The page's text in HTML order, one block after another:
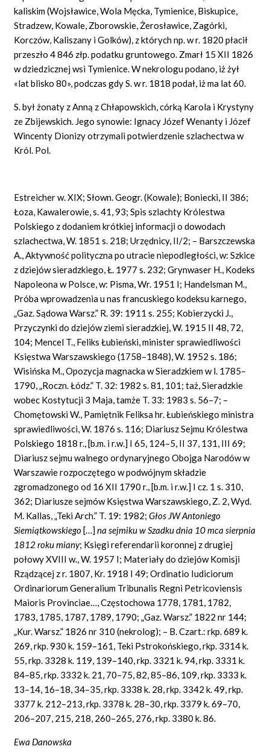
kaliskim (Wojsławice, Wola Męcka, Tymienice, Biskupice,
Stradzew, Kowale, Zborowskie, Żerosławice, Zagórki,
Korczów, Kaliszany i Golków), z których np. w r. 1820 płacił
przeszło 4 846 złp. podatku gruntowego. Zmarł 15 XII 1826
w dziedzicznej wsi Tymienice. W nekrologu podano, iż żył
«lat blisko 80», podczas gdy S. w r. 1818 podał, iż ma lat 60.
S. był żonaty z Anną z Chłapowskich, córką Karola i Krystyny
ze Zbijewskich. Jego synowie: Ignacy Józef Wenanty i Józef
Wincenty Dionizy otrzymali potwierdzenie szlachectwa w
Król. Pol.
Estreicher w. XIX; Słown. Geogr. (Kowale); Boniecki, II 386;
Łoza, Kawalerowie, s. 41, 93; Spis szlachty Królestwa
Polskiego z dodaniem krótkiej informacji o dowodach
szlachectwa, W. 1851 s. 218; Urzędnicy, II/2; – Barszczewska
A., Aktywność polityczna po utracie niepodległości, w: Szkice
z dziejów sieradzkiego, Ł. 1977 s. 232; Grynwaser H., Kodeks
Napoleona w Polsce, w: Pisma, Wr. 1951 I; Handelsman M.,
Próba wprowadzenia u nas francuskiego kodeksu karnego,
„Gaz. Sądowa Warsz.” R. 39: 1911 s. 255; Kobierzycki J.,
Przyczynki do dziejów ziemi sieradzkiej, W. 1915 II 48, 72,
104; Mencel T., Feliks Łubieński, minister sprawiedliwości
Księstwa Warszawskiego (1758–1848), W. 1952 s. 186;
Wisińska M., Opozycja magnacka w Sieradzkiem w l. 1785–
1790, „Roczn. Łódz.” T. 32: 1982 s. 81, 101; taż, Sieradzkie
wobec Kostytucji 3 Maja, tamże T. 33: 1983 s. 56–7; –
Chomętowski W., Pamiętnik Feliksa hr. Łubieńskiego ministra
sprawiedliwości, W. 1876 s. 116; Diariusz Sejmu Królestwa
Polskiego 1818 r., [b.m. i r.w.] I 65, 124–5, II 37, 131, III 69;
Diariusz sejmu walnego ordynaryjnego Obojga Narodów w
Warszawie rozpoczętego w podwójnym składzie
zgromadzonego od 16 XII 1790 r., [b.m. i r.w.] I cz. 1 s. 310,
362; Diariusze sejmów Księstwa Warszawskiego, Z. 2, Wyd.
M. Kallas, „Teki Arch.” T. 19: 1982;Głos JW Antoniego
Siemiątkowskiego[…]na sejmiku w Szadku dnia 10 mca sierpnia
1812 roku miany; Księgi referendarii koronnej z drugiej
połowy XVIII w., W. 1957 I; Materiały do dziejów Komisji
Rządzącej z r. 1807, Kr. 1918 I 49; Ordinatio Iudiciorum
Ordinariorum Generalium Tribunalis Regni Petricoviensis
Maioris Provinciae…, Częstochowa 1778, 1781, 1782,
1783, 1785, 1787, 1789, 1790; „Gaz. Warsz.” 1822 nr 144;
„Kur. Warsz.” 1826 nr 310 (nekrolog); – B. Czart.: rkp. 689 k.
269, rkp. 930 k. 159–161, Teki Pstrokońskiego, rkp. 3314 k.
55, rkp. 3328 k. 119, 139–140, rkp. 3321 k. 94, rkp. 3331 k.
84–85, rkp. 3332 k. 21, 70–75, 82, 85–86, 109, rkp. 3333 k.
13–14, 16–18, 34–35, rkp. 3338 k. 28, rkp. 3342 k. 49, rkp.
3377 k. 212–213, rkp. 3378 k. 28–30, rkp. 3379 k. 69–70,
206–207, 215, 218, 260–265, 276, rkp. 3380 k. 86.
Ewa Danowska